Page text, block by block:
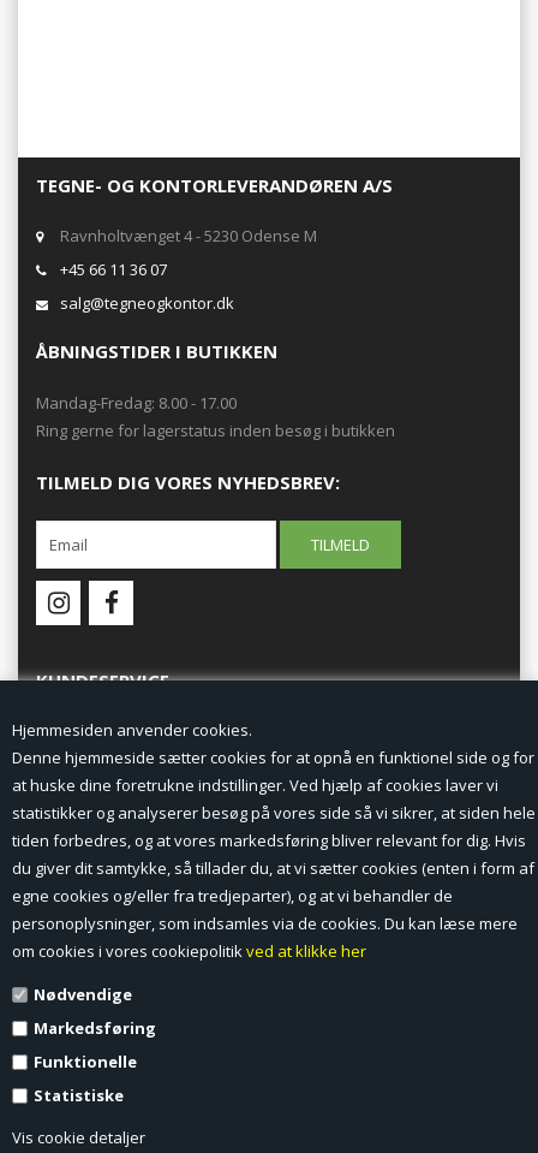
Hjemmesiden anvender cookies.
Denne hjemmeside sætter cookies for at opnå en funktionel side og for
at huske dine foretrukne indstillinger. Ved hjælp af cookies laver vi
statistikker og analyserer besøg på vores side så vi sikrer, at siden hele
tiden forbedres, og at vores markedsføring bliver relevant for dig. Hvis
du giver dit samtykke, så tillader du, at vi sætter cookies (enten i form af
egne cookies og/eller fra tredjeparter), og at vi behandler de
personoplysninger, som indsamles via de cookies. Du kan læse mere
om cookies i vores cookiepolitikved at klikke her
Nødvendige
Markedsføring
Funktionelle
Statistiske
Vis cookie detaljer
TEGNE- OG KONTORLEVERANDØREN A/S
Ravnholtvænget 4 - 5230 Odense M
+45 66 11 36 07
salg@tegneogkontor.dk
ÅBNINGSTIDER I BUTIKKEN
Mandag-Fredag: 8.00 - 17.00
Ring gerne for lagerstatus inden besøg i butikken
TILMELD DIG VORES NYHEDSBREV:
KUNDESERVICE
Forside
Min Konto
Nyheder
Vilkår og betingelser
Profil
Erhverv log ind (B2B)
Kontakt
Favorit